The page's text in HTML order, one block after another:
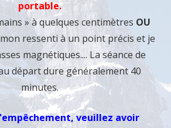
portable.
» à quelques centimètres OU
ressenti à un point précis et je
magnétiques.... La séance de
départ dure généralement 40
minutes.
veuillez avoir